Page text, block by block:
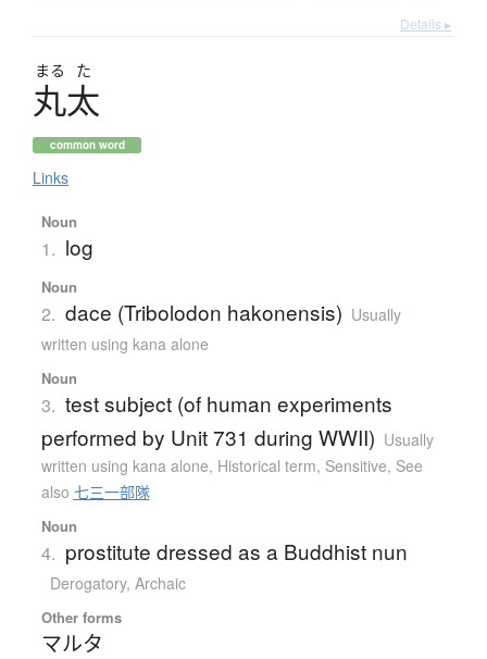
Details ▸
まる た
丸太
common word
Links
Noun
1. log
Noun
2. dace (Tribolodon hakonensis) Usually
written using kana alone
Noun
3. test subject (of human experiments
performed by Unit 731 during WWII) Usually
written using kana alone, Historical term, Sensitive, See
also 七三一部隊
Noun
4. prostitute dressed as a Buddhist nun
Derogatory, Archaic
Other forms
マルタ